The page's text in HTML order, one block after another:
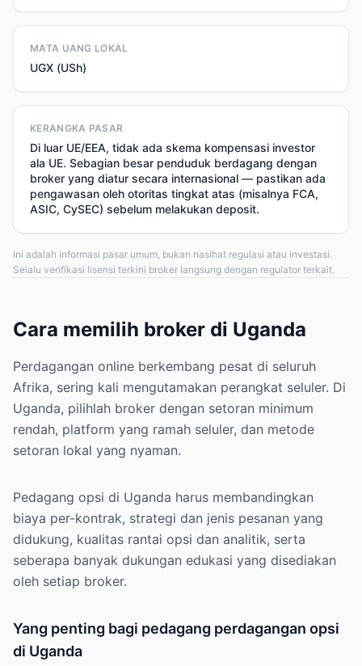
MATA UANG LOKAL
UGX (USh)
KERANGKA PASAR
Di luar UE/EEA, tidak ada skema kompensasi investor
ala UE. Sebagian besar penduduk berdagang dengan
broker yang diatur secara internasional — pastikan ada
pengawasan oleh otoritas tingkat atas (misalnya FCA,
ASIC, CySEC) sebelum melakukan deposit.
Ini adalah informasi pasar umum, bukan nasihat regulasi atau investasi.
Selalu verifikasi lisensi terkini broker langsung dengan regulator terkait.
Cara memilih broker di Uganda
Perdagangan online berkembang pesat di seluruh
Afrika, sering kali mengutamakan perangkat seluler. Di
Uganda, pilihlah broker dengan setoran minimum
rendah, platform yang ramah seluler, dan metode
setoran lokal yang nyaman.
Pedagang opsi di Uganda harus membandingkan
biaya per-kontrak, strategi dan jenis pesanan yang
didukung, kualitas rantai opsi dan analitik, serta
seberapa banyak dukungan edukasi yang disediakan
oleh setiap broker.
Yang penting bagi pedagang perdagangan opsi
di Uganda